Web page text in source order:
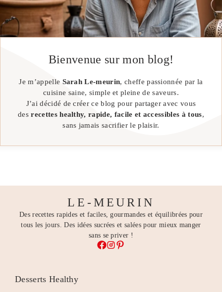
Bienvenue sur mon blog!
Je m’appelle Sarah Le-meurin, cheffe passionnée par la
cuisine saine, simple et pleine de saveurs.
J’ai décidé de créer ce blog pour partager avec vous
desrecettes healthy, rapide, facile et accessibles à tous,
sans jamais sacrifier le plaisir.
LE-MEURIN
Des recettes rapides et faciles, gourmandes et équilibrées pour
tous les jours. Des idées sucrées et salées pour mieux manger
sans se priver !
Desserts Healthy